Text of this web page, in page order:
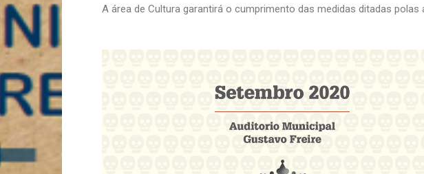
A área de Cultura garantirá o cumprimento das medidas ditadas